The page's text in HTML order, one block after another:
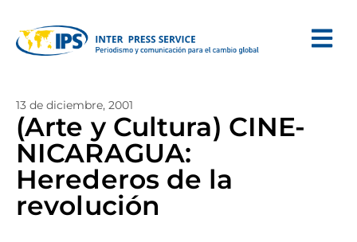
13 de diciembre, 2001
(Arte y Cultura) CINE-
NICARAGUA:
Herederos de la
revolución